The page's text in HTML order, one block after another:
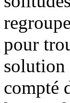
pour
solution
compté